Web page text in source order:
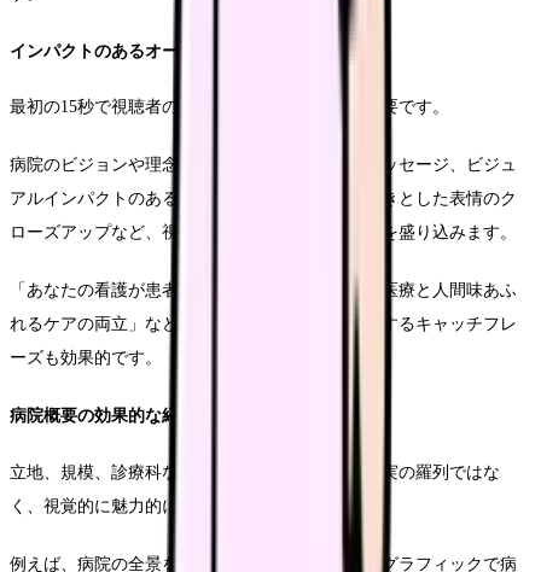
インパクトのあるオープニング設計
最初の15秒で視聴者の関心を引きつけることが重要です。
病院のビジョンや理念を簡潔に伝える印象的なメッセージ、ビジュ
アルインパクトのある施設映像、看護師の生き生きとした表情のク
ローズアップなど、視聴者の興味を喚起する要素を盛り込みます。
「あなたの看護が患者の人生を変える」「最先端医療と人間味あふ
れるケアの両立」など、病院の特色を端的に表現するキャッチフレ
ーズも効果的です。
病院概要の効果的な紹介方法
立地、規模、診療科などの基本情報を、単なる事実の羅列ではな
く、視覚的に魅力的に伝えます。
例えば、病院の全景をドローン撮影した映像に、グラフィックで病